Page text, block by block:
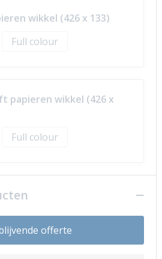
wikkel (426 x 133)
Full colour
papieren wikkel (426 x
Full colour
offerte